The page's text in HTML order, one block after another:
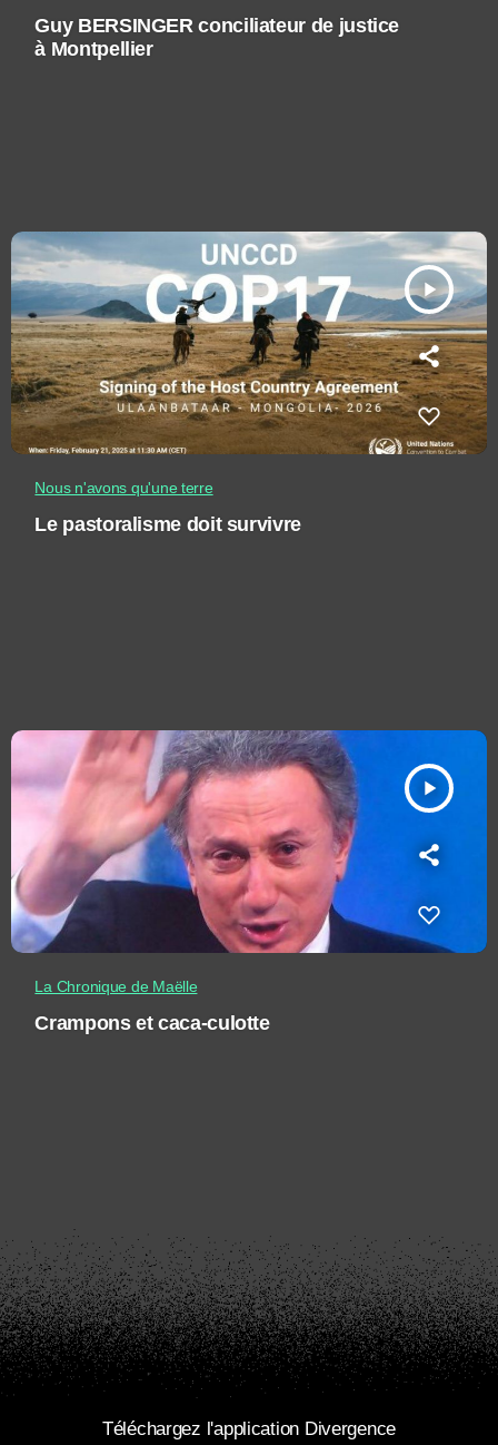
Guy BERSINGER conciliateur de justice
à Montpellier
play_arrow
Nous n'avons qu'une terre
Le pastoralisme doit survivre
play_arrow
La Chronique de Maëlle
Crampons et caca-culotte
Téléchargez l'application Divergence